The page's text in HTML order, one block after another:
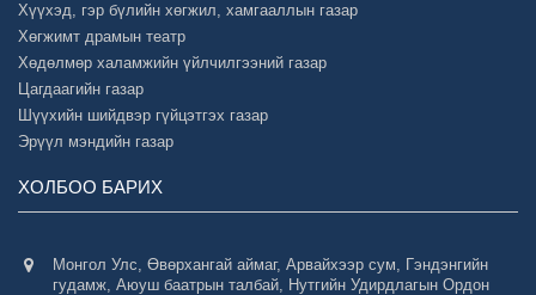
Хүүхэд, гэр бүлийн хөгжил, хамгааллын газар
Хөгжимт драмын театр
Хөдөлмөр халамжийн үйлчилгээний газар
Цагдаагийн газар
Шүүхийн шийдвэр гүйцэтгэх газар
Эрүүл мэндийн газар
ХОЛБОО БАРИХ
Монгол Улс, Өвөрхангай аймаг, Арвайхээр сум, Гэндэнгийн
гудамж, Аюуш баатрын талбай, Нутгийн Удирдлагын Ордон